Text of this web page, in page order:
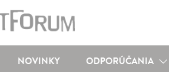
NOVINKY ODPORÚČANIA